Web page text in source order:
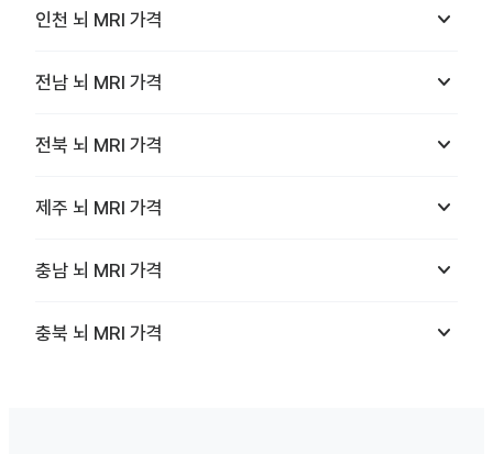
인천 뇌 MRI 가격 keyboard_arrow_down
전남 뇌 MRI 가격 keyboard_arrow_down
전북 뇌 MRI 가격 keyboard_arrow_down
제주 뇌 MRI 가격 keyboard_arrow_down
충남 뇌 MRI 가격 keyboard_arrow_down
충북 뇌 MRI 가격 keyboard_arrow_down